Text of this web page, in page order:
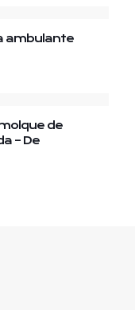
ambulante
de
– De